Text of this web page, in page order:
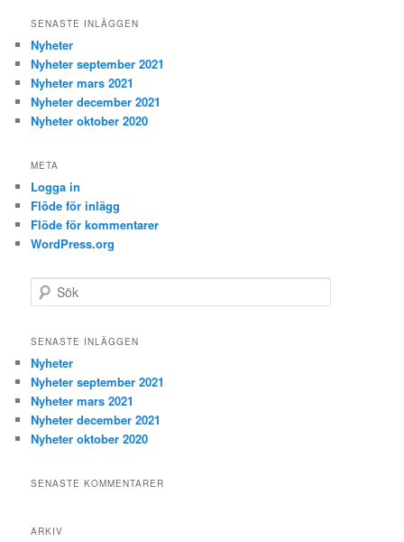
SENASTE INLÄGGEN
Nyheter
Nyheter september 2021
Nyheter mars 2021
Nyheter december 2021
Nyheter oktober 2020
META
Logga in
Flöde för inlägg
Flöde för kommentarer
WordPress.org
ö
SENASTE INLÄGGEN
Nyheter
Nyheter september 2021
Nyheter mars 2021
Nyheter december 2021
Nyheter oktober 2020
SENASTE KOMMENTARER
ARKIV